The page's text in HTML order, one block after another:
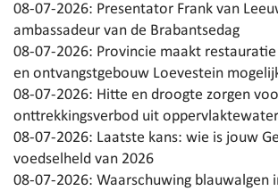
08-07-2026: Presentator Frank van
ambassadeur van de Brabantsedag
08-07-2026: Provincie maakt
en ontvangstgebouw Loevestein
08-07-2026: Hitte en droogte zorgen
onttrekkingsverbod uit
08-07-2026: Laatste kans: wie is jouw
voedselheld van 2026
08-07-2026: Waarschuwing blauwalgen